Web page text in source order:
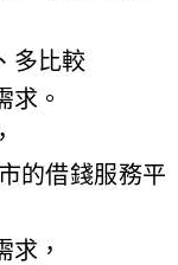
多比較
求。
的借錢服務平
求，